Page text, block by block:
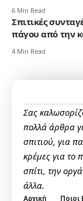
6 Min Read
Σπιτικές
πάγου από την
4 Min Read
Σας
πολλά άρθρα
σπιτιού, για
κρέμες για το
σπίτι, την
άλλα.
Αρχική Ποιοι